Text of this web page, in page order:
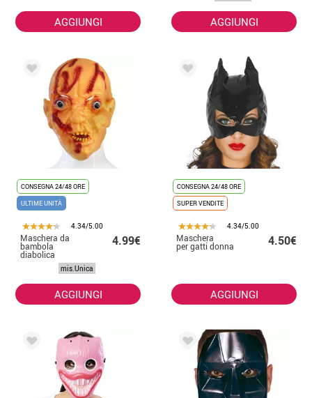
AGGIUNGI AGGIUNGI
CONSEGNA 24/48 ORE
ULTIME UNITÀ
4.34/5.00
Maschera da
bambola
diabolica
4.99€
mis.Unica
AGGIUNGI
CONSEGNA 24/48 ORE
SUPER VENDITE
4.34/5.00
Maschera
per gatti donna 4.50€
AGGIUNGI